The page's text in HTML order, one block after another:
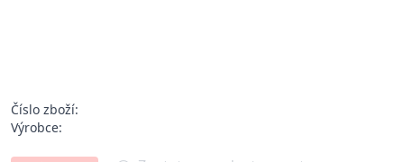
Číslo zboží:
Výrobce: